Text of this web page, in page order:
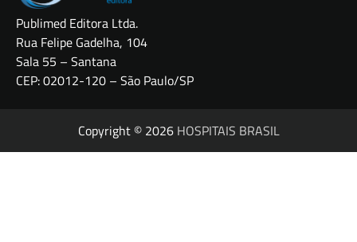
Publimed Editora Ltda.
Rua Felipe Gadelha, 104
Sala 55 – Santana
CEP: 02012-120 – São Paulo/SP
Copyright © 2026 HOSPITAIS BRASIL